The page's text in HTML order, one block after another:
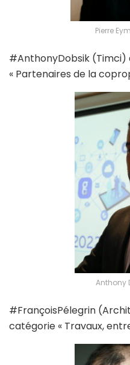
Pierre
#AnthonyDobsik (Timci)
« Partenaires de la
Anthony
#FrançoisPélegrin
catégorie « Travaux,